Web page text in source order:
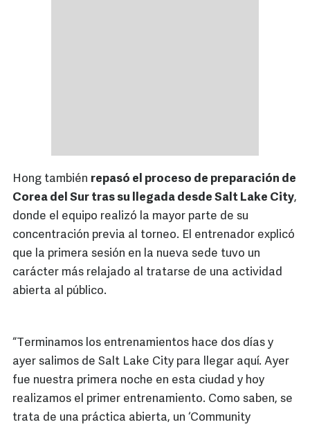
Hong también repasó el proceso de preparación de
Corea del Sur tras su llegada desde Salt Lake City,
donde el equipo realizó la mayor parte de su
concentración previa al torneo. El entrenador explicó
que la primera sesión en la nueva sede tuvo un
carácter más relajado al tratarse de una actividad
abierta al público.
“Terminamos los entrenamientos hace dos días y
ayer salimos de Salt Lake City para llegar aquí. Ayer
fue nuestra primera noche en esta ciudad y hoy
realizamos el primer entrenamiento. Como saben, se
trata de una práctica abierta, un ‘Community